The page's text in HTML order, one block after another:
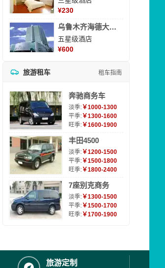
¥230
乌鲁木齐海德大酒店
五星级酒店
¥600
旅游租车 租车指南
奔驰商务车
淡季:￥1000-1300
平季:￥1300-1600
旺季:￥1600-1900
丰田4500
淡季:￥1200-1500
平季:￥1500-1800
旺季:￥1800-2400
7座别克商务
淡季:￥1300-1500
平季:￥1500-1700
旺季:￥1700-1900
旅游定制